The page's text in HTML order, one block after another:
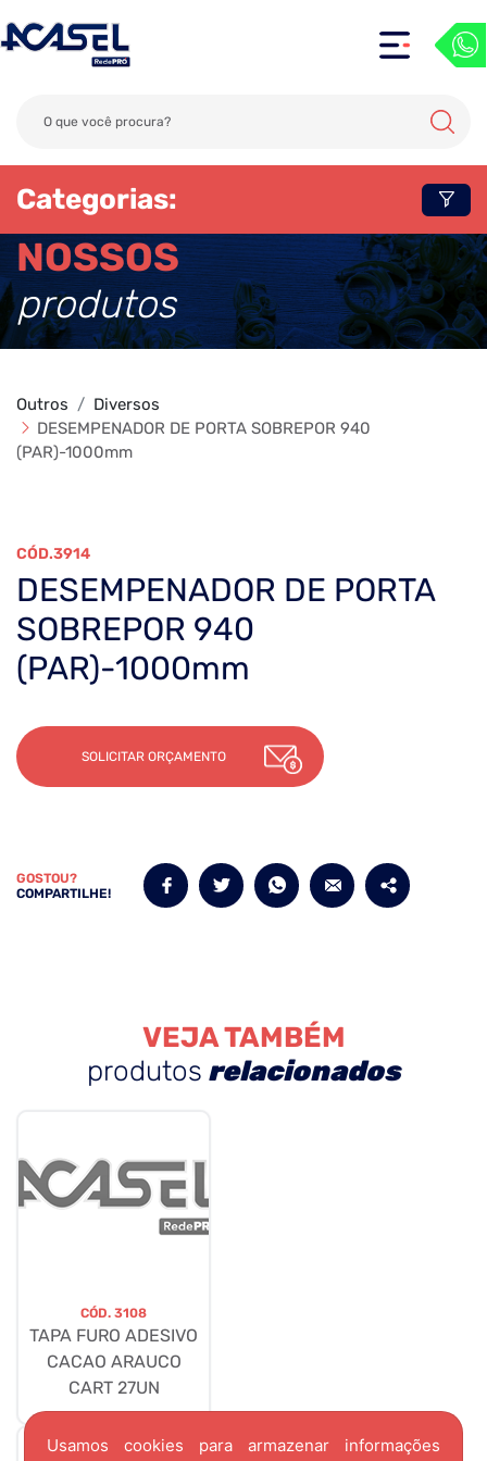
Usamos cookies para armazenar informações
Categorias:
NOSSOS
produtos
Outros
Diversos
DESEMPENADOR DE PORTA SOBREPOR 940
(PAR)-1000mm
3914
DESEMPENADOR DE PORTA
SOBREPOR 940
(PAR)-1000mm
SOLICITAR ORÇAMENTO
GOSTOU?
COMPARTILHE!
VEJA TAMBÉM
produtos relacionados
CÓD. 3108
TAPA FURO ADESIVO
CACAO ARAUCO
CART 27UN